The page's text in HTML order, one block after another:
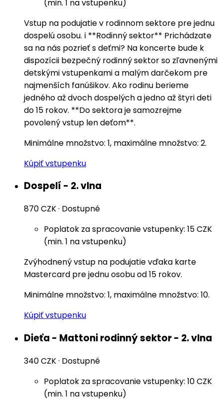
(min. 1 na vstupenku)
Vstup na podujatie v rodinnom sektore pre jednu
dospelú osobu. ℹ️ **Rodinný sektor** Prichádzate
sa na nás pozrieť s deťmi? Na koncerte bude k
dispozícii bezpečný rodinný sektor so zľavnenými
detskými vstupenkami a malým darčekom pre
najmenších fanúšikov. Ako rodinu berieme
jedného až dvoch dospelých a jedno až štyri deti
do 15 rokov. **Do sektora je samozrejme
povolený vstup len deťom**.
Minimálne množstvo: 1, maximálne množstvo: 2.
Kúpiť vstupenku
Dospelí - 2. vlna
870 CZK· Dostupné
Poplatok za spracovanie vstupenky: 15 CZK
(min. 1 na vstupenku)
Zvýhodnený vstup na podujatie vďaka karte
Mastercard pre jednu osobu od 15 rokov.
Minimálne množstvo: 1, maximálne množstvo: 10.
Kúpiť vstupenku
Dieťa - Mattoni rodinný sektor - 2. vlna
340 CZK· Dostupné
Poplatok za spracovanie vstupenky: 10 CZK
(min. 1 na vstupenku)